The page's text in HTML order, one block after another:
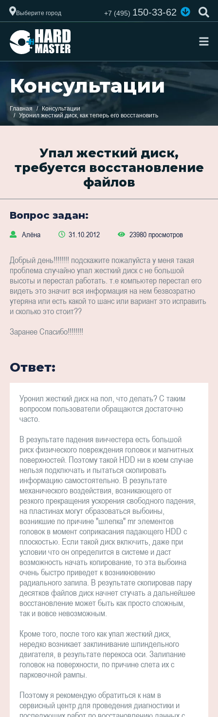
Выберите город +7 (495)150-33-62
Консультации
Главная
Консультации
Уронил жесткий диск, как теперь его восстановить
Упал жесткий диск,
требуется восстановление
файлов
Вопрос задан:
Алёна 31.10.2012 23980 просмотров
Добрый день!!!!!!!! подскажите пожалуйста у меня такая
проблема случайно упал жесткий диск с не большой
высоты и перестал работать. т.е компьютер перестал его
видеть это значит вся информация на нем безвозратно
утеряна или есть какой то шанс или вариант это исправить
и сколько это стоит??
Заранее Спасибо!!!!!!!!
Ответ:
Уронил жесткий диск на пол, что делать? С таким
вопросом пользователи обращаются достаточно
часто.
В результате падения винчестера есть большой
риск физического повреждения головок и магнитных
поверхностей. Поэтому такой HDD ни в коем случае
нельзя подключать и пытаться скопировать
информацию самостоятельно. В результате
механического воздействия, возникающего от
резкого прекращения ускорения свободного падения,
на пластинах могут образоваться выбоины,
возникшие по причине "шлепка" mr элементов
головок в момент соприкасания падающего HDD с
плоскостью. Если такой диск включить, даже при
условии что он определится в системе и даст
возможность начать копирование, то эта выбоина
очень быстро приведет к возникновению
радиального запила. В результате скопировав пару
десятков файлов диск начнет стучать а дальнейшее
восстановление может быть как просто сложным,
так и вовсе невозможным.
Кроме того, после того как упал жесткий диск,
нередко возникает заклинивание шпиндельного
двигателя, в результате перекоса оси. Залипание
головок на поверхности, по причине слета их с
парковочной рампы.
Поэтому я рекомендую обратиться к нам в
сервисный центр для проведения диагностики и